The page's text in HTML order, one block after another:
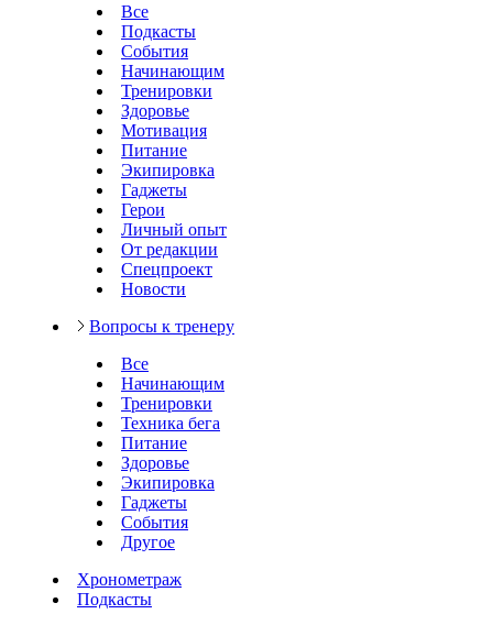
Все
Подкасты
События
Начинающим
Тренировки
Здоровье
Мотивация
Питание
Экипировка
Гаджеты
Герои
Личный опыт
От редакции
Спецпроект
Новости
Вопросы к тренеру
Все
Начинающим
Тренировки
Техника бега
Питание
Здоровье
Экипировка
Гаджеты
События
Другое
Хронометраж
Подкасты